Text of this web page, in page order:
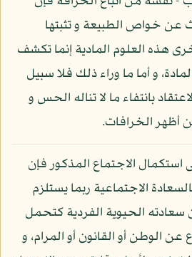
عن خواص الطبيعة و تثبتها
هذه العلوم المادية إنما تكشف
و أما ما وراء ذلك فلا سبيل
بانتفاء ما لا تناله الحس و
أظهر الخرافات.
استكمال الاجتماع المذكور فإن
الاجتماعية ربما يستلزم
الحيوية الفردية كتحمل
عن الوطن أو القانون أو المرام، و